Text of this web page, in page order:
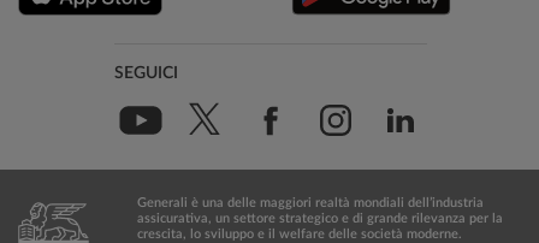
SEGUICI
Generali è una delle maggiori realtà mondiali dell’industria
assicurativa, un settore strategico e di grande rilevanza per la
crescita, lo sviluppo e il welfare delle società moderne.